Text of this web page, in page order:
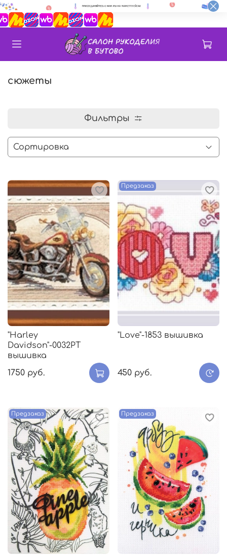
сюжеты
Фильтры
"Harley
Davidson"-0032РТ
вышивка
1750 руб.
Предзаказ
"Love"-1853 вышивка
450 руб.
Предзаказ Предзаказ